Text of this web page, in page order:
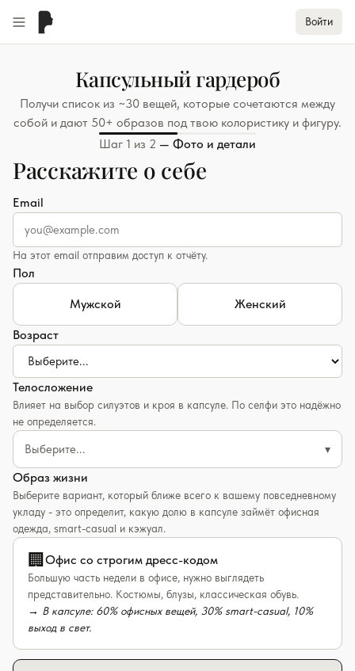
Войти
Капсульный гардероб
Получи список из ~30 вещей, которые сочетаются между
собой и дают 50+ образов под твою колористику и фигуру.
Шаг 1 из 2 — Фото и детали
Расскажите о себе
Email
На этот email отправим доступ к отчёту.
Пол
Мужской Женский
Возраст
Телосложение
Влияет на выбор силуэтов и кроя в капсуле. По селфи это надёжно
не определяется.
Выберите... ▾
Образ жизни
Выберите вариант, который ближе всего к вашему повседневному
укладу - это определит, какую долю в капсуле займёт офисная
одежда, smart-casual и кэжуал.
🏢Офис со строгим дресс-кодом
Большую часть недели в офисе, нужно выглядеть
представительно. Костюмы, блузы, классическая обувь.
→ В капсуле: 60% офисных вещей, 30% smart-casual, 10%
выход в свет.